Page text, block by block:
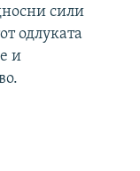
сили
одлуката
и